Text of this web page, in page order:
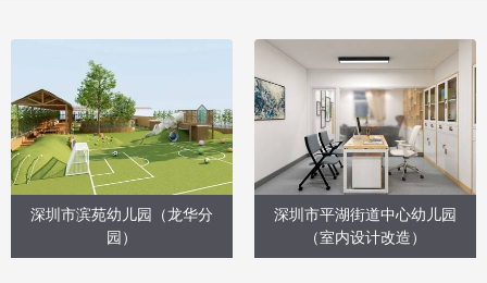
深圳市滨苑幼儿园（龙华分
园）
深圳市平湖街道中心幼儿园
（室内设计改造）